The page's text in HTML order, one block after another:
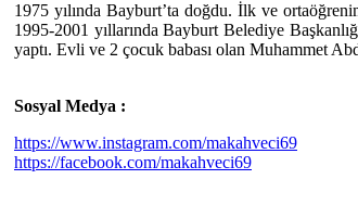
1975 yılında Bayburt’ta doğdu. İlk ve
1995-2001 yıllarında Bayburt Belediye
yaptı. Evli ve 2 çocuk babası olan Muhammet
Sosyal Medya :
https://www.instagram.com/makahveci69
https://facebook.com/makahveci69